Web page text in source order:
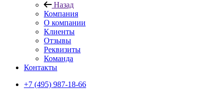
Назад
Компания
О компании
Клиенты
Отзывы
Реквизиты
Команда
Контакты
+7 (495) 987-18-66